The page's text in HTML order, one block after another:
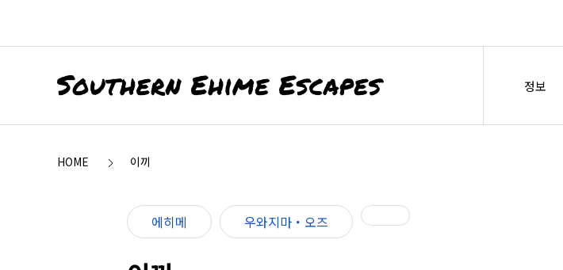
정보
HOME 이끼
에히메 우와지마・오즈